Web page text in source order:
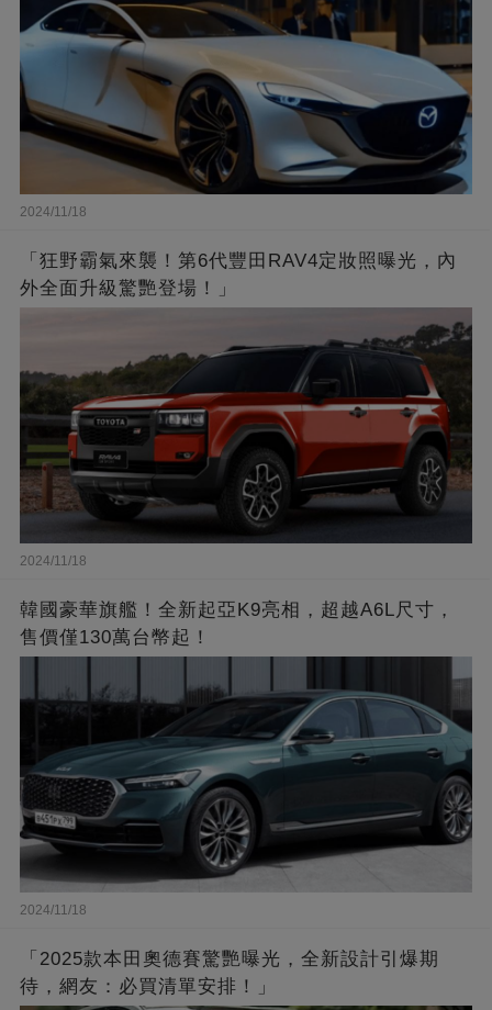
2024/11/18
「狂野霸氣來襲！第6代豐田RAV4定妝照曝光，內
外全面升級驚艷登場！」
2024/11/18
韓國豪華旗艦！全新起亞K9亮相，超越A6L尺寸，
售價僅130萬台幣起！
2024/11/18
「2025款本田奧德賽驚艷曝光，全新設計引爆期
待，網友：必買清單安排！」